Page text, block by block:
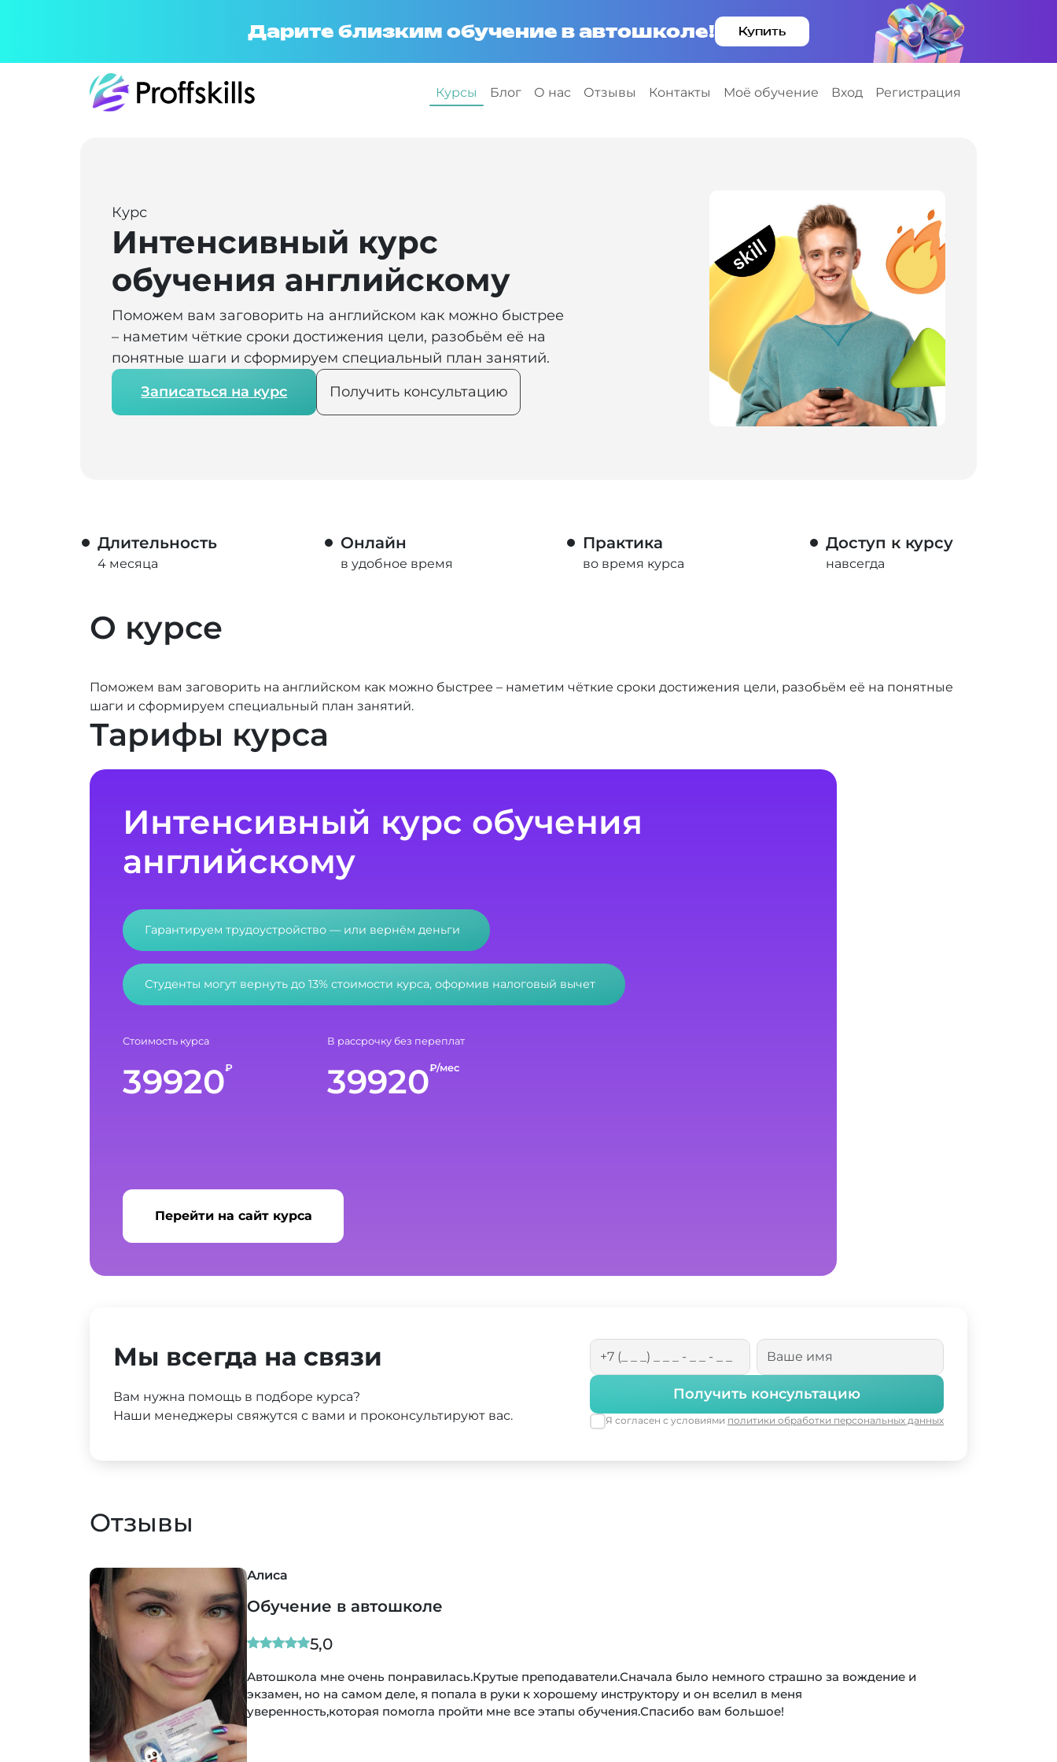
Курсы Блог О нас Отзывы Контакты Моё обучение Вход Регистрация
Дарите близким обучение в автошколе! Купить
Курс
Интенсивный курс
обучения английскому
Поможем вам заговорить на английском как можно быстрее
– наметим чёткие сроки достижения цели, разобьём её на
понятные шаги и сформируем специальный план занятий.
Записаться на курс
Получить консультацию
Длительность
4 месяца
Онлайн
в удобное время
Практика
во время курса
Доступ к курсу
навсегда
О курсе
Поможем вам заговорить на английском как можно быстрее – наметим чёткие сроки достижения цели, разобьём её на понятные
шаги и сформируем специальный план занятий.
Тарифы курса
Интенсивный курс обучения
английскому
Гарантируем трудоустройство — или вернём деньги
Студенты могут вернуть до 13% стоимости курса, оформив налоговый вычет
Стоимость курса
39920₽
В рассрочку без переплат
39920₽/мес
Перейти на сайт курса
Мы всегда на связи
Вам нужна помощь в подборе курса?
Наши менеджеры свяжутся с вами и проконсультируют вас.
Получить консультацию
Я согласен с условиями политики обработки персональных данных
Отзывы
Алиса
Обучение в автошколе
5,0
Автошкола мне очень понравилась.Крутые преподаватели.Сначала было немного страшно за вождение и
экзамен, но на самом деле, я попала в руки к хорошему инструктору и он вселил в меня
уверенность,которая помогла пройти мне все этапы обучения.Спасибо вам большое!